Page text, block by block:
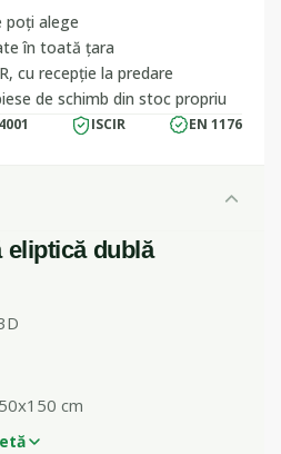
poți alege
în toată țara
cu recepție la predare
de schimb din stoc propriu
ISCIR EN 1176
eliptică dublă
cm